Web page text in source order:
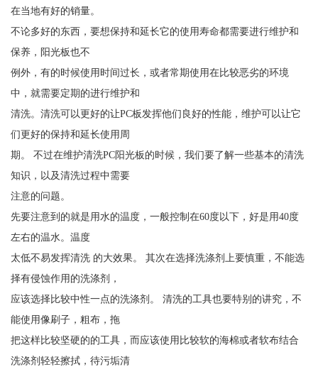
在当地有好的销量。
不论多好的东西，要想保持和延长它的使用寿命都需要进行维护和
保养，阳光板也不
例外，有的时候使用时间过长，或者常期使用在比较恶劣的环境
中，就需要定期的进行维护和
清洗。清洗可以更好的让PC板发挥他们良好的性能，维护可以让它
们更好的保持和延长使用周
期。 不过在维护清洗PC阳光板的时候，我们要了解一些基本的清洗
知识，以及清洗过程中需要
注意的问题。
先要注意到的就是用水的温度，一般控制在60度以下，好是用40度
左右的温水。温度
太低不易发挥清洗 的大效果。 其次在选择洗涤剂上要慎重，不能选
择有侵蚀作用的洗涤剂，
应该选择比较中性一点的洗涤剂。 清洗的工具也要特别的讲究，不
能使用像刷子，粗布，拖
把这样比较坚硬的的工具，而应该使用比较软的海棉或者软布结合
洗涤剂轻轻擦拭，待污垢清